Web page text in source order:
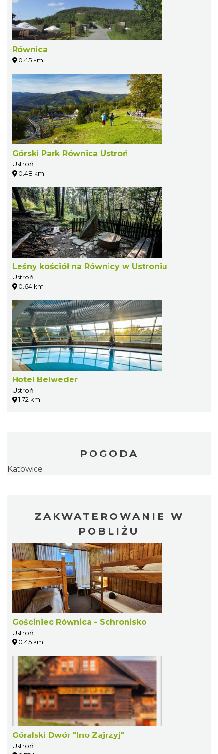
Równica
0.45 km
Górski Park Równica Ustroń
Ustroń
0.48 km
Leśny kościół na Równicy w Ustroniu
Ustroń
0.64 km
Hotel Belweder
Ustroń
1.72 km
POGODA
Katowice
ZAKWATEROWANIE W
POBLIŻU
Gościniec Równica - Schronisko
Ustroń
0.45 km
Góralski Dwór "Ino Zajrzyj"
Ustroń